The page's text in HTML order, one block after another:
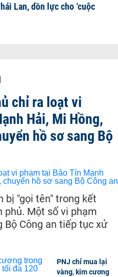
Lan, dồn lực cho ‘cuộc
chỉ ra loạt vi
Hải, Mi Hồng,
hồ sơ sang Bộ
bị "gọi tên" trong kết
phủ. Một số vi phạm
Bộ Công an tiếp tục xử
PNJ chỉ mua lại
vàng, kim cương